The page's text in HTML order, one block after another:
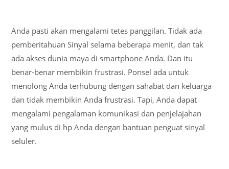
Anda pasti akan mengalami tetes panggilan. Tidak ada
pemberitahuan Sinyal selama beberapa menit, dan tak
ada akses dunia maya di smartphone Anda. Dan itu
benar-benar membikin frustrasi. Ponsel ada untuk
menolong Anda terhubung dengan sahabat dan keluarga
dan tidak membikin Anda frustrasi. Tapi, Anda dapat
mengalami pengalaman komunikasi dan penjelajahan
yang mulus di hp Anda dengan bantuan penguat sinyal
seluler.